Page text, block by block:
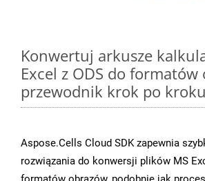
Konwertuj arkusze
Excel z ODS do formatów
przewodnik krok po kroku
Aspose.Cells Cloud SDK zapewnia
rozwiązania do konwersji plików MS